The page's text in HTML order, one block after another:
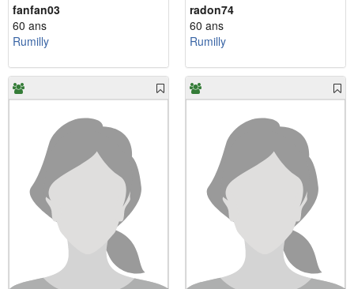
fanfan03
60 ans
Rumilly
radon74
60 ans
Rumilly